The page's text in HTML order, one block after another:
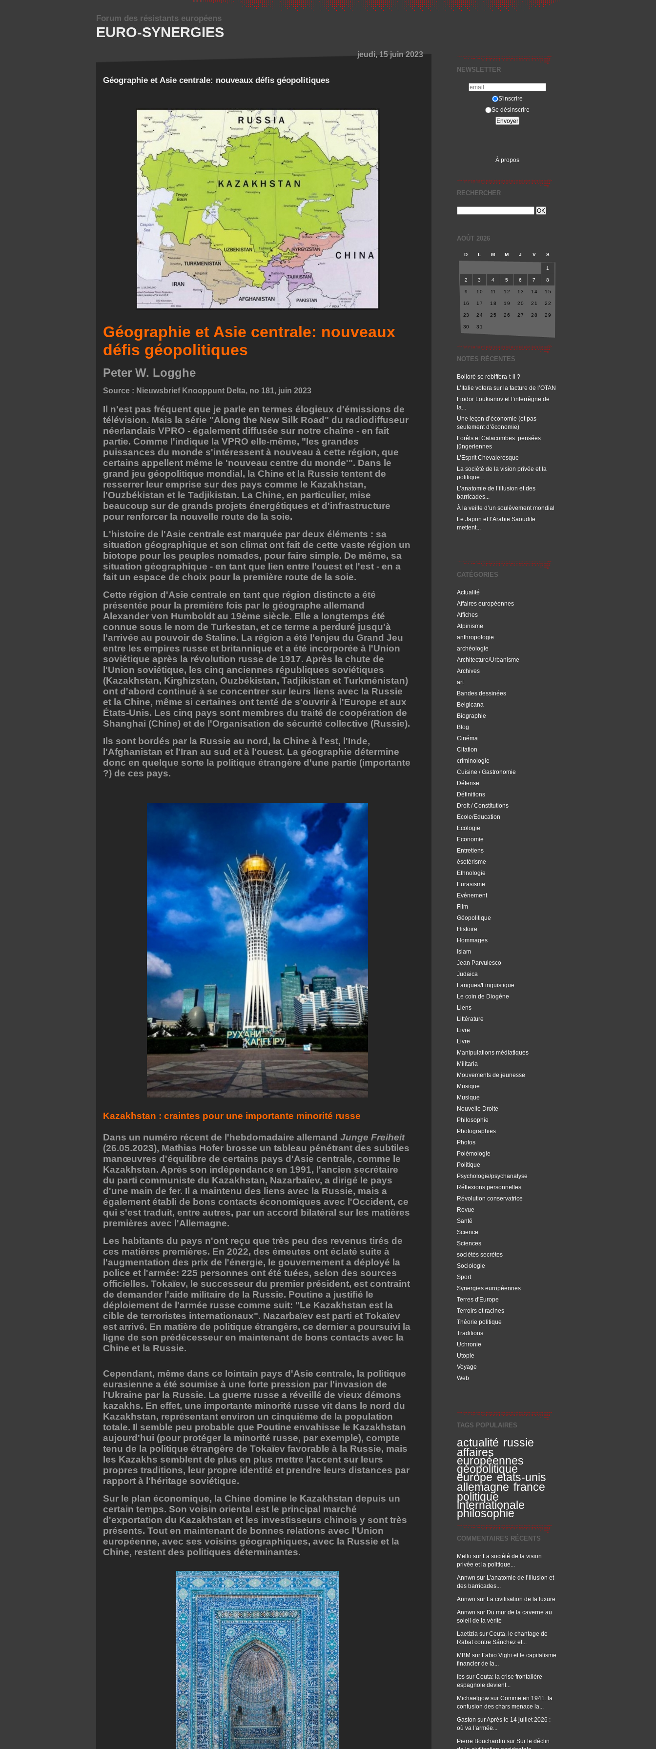
EURO-SYNERGIES
Forum des résistants européens
NEWSLETTER
S'inscrire
Se désinscrire
À propos
RECHERCHER
AOÛT 2026
D L M M J V S
1
2 3 4 5 6 7 8
9 10 11 12 13 14 15
16 17 18 19 20 21 22
23 24 25 26 27 28 29
30 31
NOTES RÉCENTES
Bolloré se rebiffera-t-il ?
L’Italie votera sur la facture de l’OTAN
Fiodor Loukianov et l’interrègne de
la...
Une leçon d’économie (et pas
seulement d’économie)
Forêts et Catacombes: pensées
jüngeriennes
L’Esprit Chevaleresque
La société de la vision privée et la
politique...
L’anatomie de l’illusion et des
barricades...
À la veille d’un soulèvement mondial
Le Japon et l’Arabie Saoudite
mettent...
CATÉGORIES
Actualité
Affaires européennes
Affiches
Alpinisme
anthropologie
archéologie
Architecture/Urbanisme
Archives
art
Bandes dessinées
Belgicana
Biographie
Blog
Cinéma
Citation
criminologie
Cuisine / Gastronomie
Défense
Définitions
Droit / Constitutions
Ecole/Education
Ecologie
Economie
Entretiens
ésotérisme
Ethnologie
Eurasisme
Evénement
Film
Géopolitique
Histoire
Hommages
Islam
Jean Parvulesco
Judaica
Langues/Linguistique
Le coin de Diogène
Liens
Littérature
Livre
Livre
Manipulations médiatiques
Militaria
Mouvements de jeunesse
Musique
Musique
Nouvelle Droite
Philosophie
Photographies
Photos
Polémologie
Politique
Psychologie/psychanalyse
Réflexions personnelles
Révolution conservatrice
Revue
Santé
Science
Sciences
sociétés secrètes
Sociologie
Sport
Synergies européennes
Terres d'Europe
Terroirs et racines
Théorie politique
Traditions
Uchronie
Utopie
Voyage
Web
TAGS POPULAIRES
actualité russie
affaires
européennes
géopolitique
europe etats-unis
allemagne france
politique
internationale
philosophie
COMMENTAIRES RÉCENTS
Mello sur La société de la vision
privée et la politique...
Annwn sur L’anatomie de l’illusion et
des barricades...
Annwn sur La civilisation de la luxure
Annwn sur Du mur de la caverne au
soleil de la vérité
Laetizia sur Ceuta, le chantage de
Rabat contre Sánchez et...
MBM sur Fabio Vighi et le capitalisme
financier de la...
lbs sur Ceuta: la crise frontalière
espagnole devient...
Michaelgow sur Comme en 1941: la
confusion des chars menace la...
Gaston surAprès le 14 juillet 2026 :
où va l’armée...
Pierre Bouchardin sur Sur le déclin
jeudi, 15 juin 2023
Géographie et Asie centrale: nouveaux défis géopolitiques
Géographie et Asie centrale: nouveaux
défis géopolitiques
Peter W. Logghe
Source : Nieuwsbrief Knooppunt Delta, no 181, juin 2023
Il n'est pas fréquent que je parle en termes élogieux d'émissions de
télévision. Mais la série "Along the New Silk Road" du radiodiffuseur
néerlandais VPRO - également diffusée sur notre chaîne - en fait
partie. Comme l'indique la VPRO elle-même, "les grandes
puissances du monde s'intéressent à nouveau à cette région, que
certains appellent même le 'nouveau centre du monde'". Dans le
grand jeu géopolitique mondial, la Chine et la Russie tentent de
resserrer leur emprise sur des pays comme le Kazakhstan,
l'Ouzbékistan et le Tadjikistan. La Chine, en particulier, mise
beaucoup sur de grands projets énergétiques et d'infrastructure
pour renforcer la nouvelle route de la soie.
L'histoire de l'Asie centrale est marquée par deux éléments : sa
situation géographique et son climat ont fait de cette vaste région un
biotope pour les peuples nomades, pour faire simple. De même, sa
situation géographique - en tant que lien entre l'ouest et l'est - en a
fait un espace de choix pour la première route de la soie.
Cette région d'Asie centrale en tant que région distincte a été
présentée pour la première fois par le géographe allemand
Alexander von Humboldt au 19ème siècle. Elle a longtemps été
connue sous le nom de Turkestan, et ce terme a perduré jusqu'à
l'arrivée au pouvoir de Staline. La région a été l'enjeu du Grand Jeu
entre les empires russe et britannique et a été incorporée à l'Union
soviétique après la révolution russe de 1917. Après la chute de
l'Union soviétique, les cinq anciennes républiques soviétiques
(Kazakhstan, Kirghizstan, Ouzbékistan, Tadjikistan et Turkménistan)
ont d'abord continué à se concentrer sur leurs liens avec la Russie
et la Chine, même si certaines ont tenté de s'ouvrir à l'Europe et aux
États-Unis. Les cinq pays sont membres du traité de coopération de
Shanghai (Chine) et de l'Organisation de sécurité collective (Russie).
Ils sont bordés par la Russie au nord, la Chine à l'est, l'Inde,
l'Afghanistan et l'Iran au sud et à l'ouest. La géographie détermine
donc en quelque sorte la politique étrangère d'une partie (importante
?) de ces pays.
Kazakhstan : craintes pour une importante minorité russe
Dans un numéro récent de l'hebdomadaire allemand Junge Freiheit
(26.05.2023), Mathias Hofer brosse un tableau pénétrant des subtiles
manœuvres d'équilibre de certains pays d'Asie centrale, comme le
Kazakhstan. Après son indépendance en 1991, l'ancien secrétaire
du parti communiste du Kazakhstan, Nazarbaïev, a dirigé le pays
d'une main de fer. Il a maintenu des liens avec la Russie, mais a
également établi de bons contacts économiques avec l'Occident, ce
qui s'est traduit, entre autres, par un accord bilatéral sur les matières
premières avec l'Allemagne.
Les habitants du pays n'ont reçu que très peu des revenus tirés de
ces matières premières. En 2022, des émeutes ont éclaté suite à
l'augmentation des prix de l'énergie, le gouvernement a déployé la
police et l'armée: 225 personnes ont été tuées, selon des sources
officielles. Tokaïev, le successeur du premier président, est contraint
de demander l'aide militaire de la Russie. Poutine a justifié le
déploiement de l'armée russe comme suit: "Le Kazakhstan est la
cible de terroristes internationaux". Nazarbaïev est parti et Tokaïev
est arrivé. En matière de politique étrangère, ce dernier a poursuivi la
ligne de son prédécesseur en maintenant de bons contacts avec la
Chine et la Russie.
Cependant, même dans ce lointain pays d'Asie centrale, la politique
eurasienne a été soumise à une forte pression par l'invasion de
l'Ukraine par la Russie. La guerre russe a réveillé de vieux démons
kazakhs. En effet, une importante minorité russe vit dans le nord du
Kazakhstan, représentant environ un cinquième de la population
totale. Il semble peu probable que Poutine envahisse le Kazakhstan
aujourd'hui (pour protéger la minorité russe, par exemple), compte
tenu de la politique étrangère de Tokaïev favorable à la Russie, mais
les Kazakhs semblent de plus en plus mettre l'accent sur leurs
propres traditions, leur propre identité et prendre leurs distances par
rapport à l'héritage soviétique.
Sur le plan économique, la Chine domine le Kazakhstan depuis un
certain temps. Son voisin oriental est le principal marché
d'exportation du Kazakhstan et les investisseurs chinois y sont très
présents. Tout en maintenant de bonnes relations avec l'Union
européenne, avec ses voisins géographiques, avec la Russie et la
Chine, restent des politiques déterminantes.